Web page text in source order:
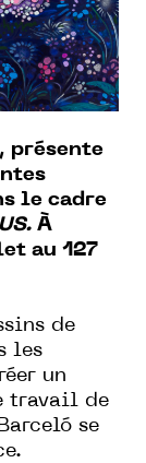
présente
le cadre
À
au 127
de
les
un
travail de
se